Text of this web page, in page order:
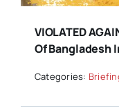
VIOLATED
Of Bangladesh
Categories: